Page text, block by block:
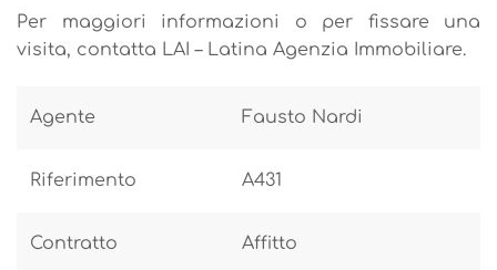
Per maggiori informazioni o per fissare una
visita, contatta LAI – Latina Agenzia Immobiliare.
Agente Fausto Nardi
Riferimento A431
Contratto Affitto